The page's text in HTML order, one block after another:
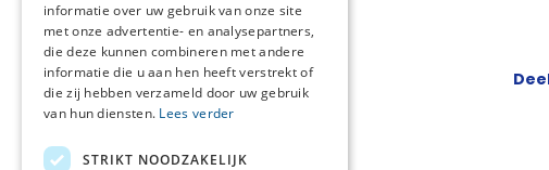
informatie over uw gebruik van onze site
met onze advertentie- en analysepartners,
die deze kunnen combineren met andere
informatie die u aan hen heeft verstrekt of
die zij hebben verzameld door uw gebruik
van hun diensten. Lees verder
STRIKT NOODZAKELIJK